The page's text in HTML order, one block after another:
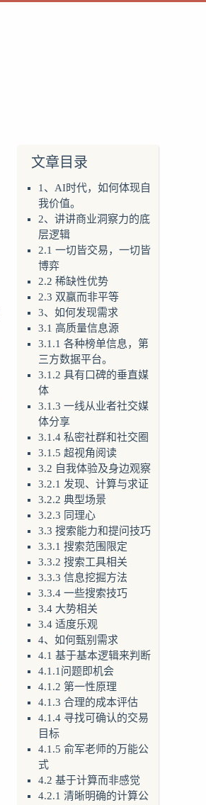
文章目录
1、AI时代，如何体现自
我价值。
2、讲讲商业洞察力的底
层逻辑
2.1 一切皆交易，一切皆
博弈
2.2 稀缺性优势
2.3 双赢而非平等
3、如何发现需求
3.1 高质量信息源
3.1.1 各种榜单信息，第
三方数据平台。
3.1.2 具有口碑的垂直媒
体
3.1.3 一线从业者社交媒
体分享
3.1.4 私密社群和社交圈
3.1.5 超视角阅读
3.2 自我体验及身边观察
3.2.1 发现、计算与求证
3.2.2 典型场景
3.2.3 同理心
3.3 搜索能力和提问技巧
3.3.1 搜索范围限定
3.3.2 搜索工具相关
3.3.3 信息挖掘方法
3.3.4 一些搜索技巧
3.4 大势相关
3.4 适度乐观
4、如何甄别需求
4.1 基于基本逻辑来判断
4.1.1问题即机会
4.1.2 第一性原理
4.1.3 合理的成本评估
4.1.4 寻找可确认的交易
目标
4.1.5 俞军老师的万能公
式
4.2 基于计算而非感觉
4.2.1 清晰明确的计算公